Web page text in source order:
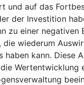
und auf das
der Investition
zu einer negativen
die wiederum
haben kann. Diese
Wertentwicklung